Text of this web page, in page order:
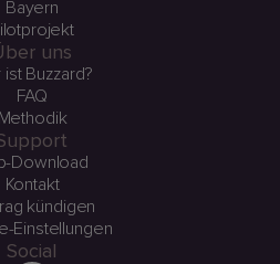
Bayern
uns
ist Buzzard?
FAQ
Methodik
Download
Kontakt
kündigen
Einstellungen
Social